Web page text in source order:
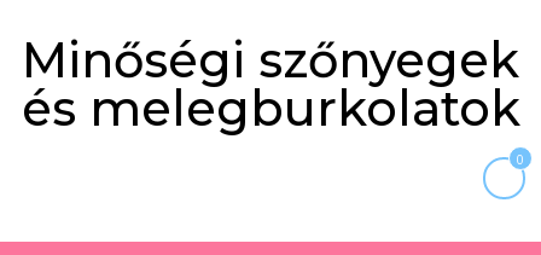
Minőségi szőnyegek
és melegburkolatok
0